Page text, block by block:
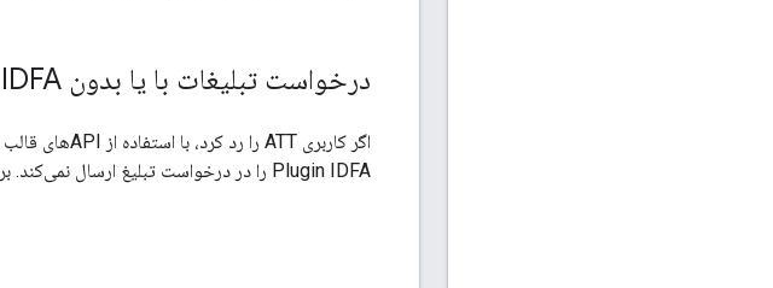
درخواست تبلیغات با یا بدون IDFA
اگر کاربری ATT را رد کرد، با استفاده از APIهای قالب تبلیغاتی خود، درخواست تبلیغات را ادامه دهید.
Plugin IDFA را در درخواست تبلیغ ارسال نمی‌کند. برای جزئیات بیشتر،